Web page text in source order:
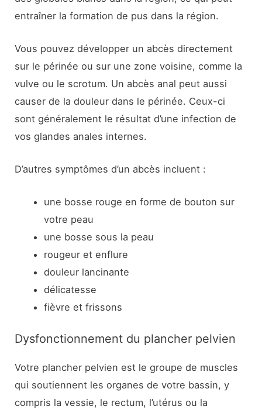
entraîner la formation de pus dans la région.
Vous pouvez développer un abcès directement
sur le périnée ou sur une zone voisine, comme la
vulve ou le scrotum. Un abcès anal peut aussi
causer de la douleur dans le périnée. Ceux-ci
sont généralement le résultat d’une infection de
vos glandes anales internes.
D’autres symptômes d’un abcès incluent :
une bosse rouge en forme de bouton sur
votre peau
une bosse sous la peau
rougeur et enflure
douleur lancinante
délicatesse
fièvre et frissons
Dysfonctionnement du plancher pelvien
Votre plancher pelvien est le groupe de muscles
qui soutiennent les organes de votre bassin, y
compris la vessie, le rectum, l’utérus ou la